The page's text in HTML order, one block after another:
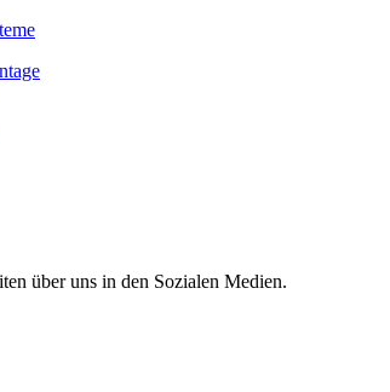
über uns in den Sozialen Medien.